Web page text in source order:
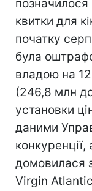
позначилося
квитки для
початку
була
владою на
(246,8 млн
установки
даними
домовилася
Virgin